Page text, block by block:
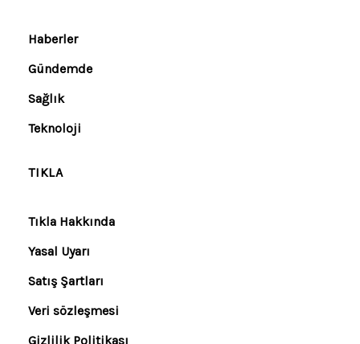
Haberler
Gündemde
Sağlık
Teknoloji
TIKLA
Tıkla Hakkında
Yasal Uyarı
Satış Şartları
Veri sözleşmesi
Gizlilik Politikası